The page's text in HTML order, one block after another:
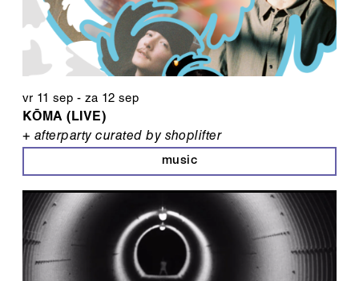
vr 11 sep - za 12 sep
KŌMA (LIVE)
+ afterparty curated by shoplifter
music